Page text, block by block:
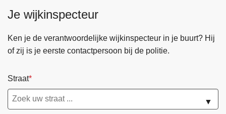
Je wijkinspecteur
Ken je de verantwoordelijke wijkinspecteur in je buurt? Hij
of zij is je eerste contactpersoon bij de politie.
Straat
▼